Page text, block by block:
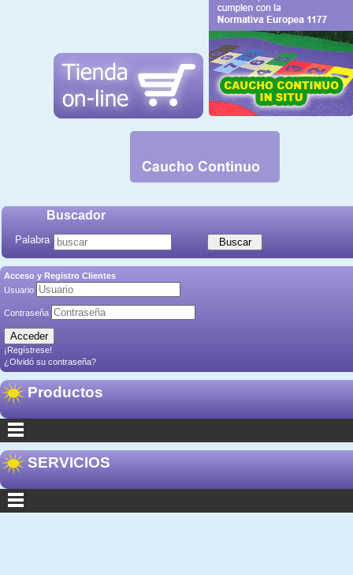
Buscador
Palabra
Acceso y Registro Clientes
Usuario
Contraseña
¡Regístrese!
¿Olvidó su contraseña?
Productos
SERVICIOS